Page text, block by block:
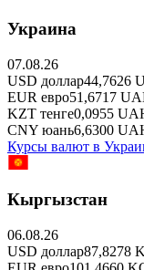
Украина
07.08.26
USD доллар44,7626
EUR евро51,6717
KZT тенге0,0955
CNY юань6,6300
Курсы валют в
Кыргызстан
06.08.26
USD доллар87,8278